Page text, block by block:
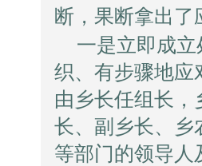
断，果断拿出
一是立即成
织、有步骤地应
由乡长任组长
长、副乡长、乡
等部门的领导人